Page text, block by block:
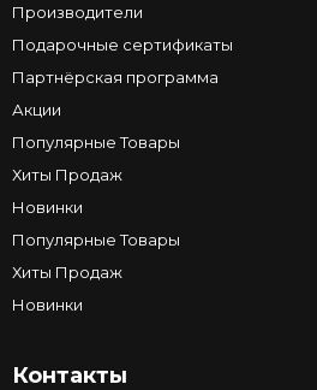
Производители
Подарочные сертификаты
Партнёрская программа
Акции
Популярные Товары
Хиты Продаж
Новинки
Популярные Товары
Хиты Продаж
Новинки
Контакты